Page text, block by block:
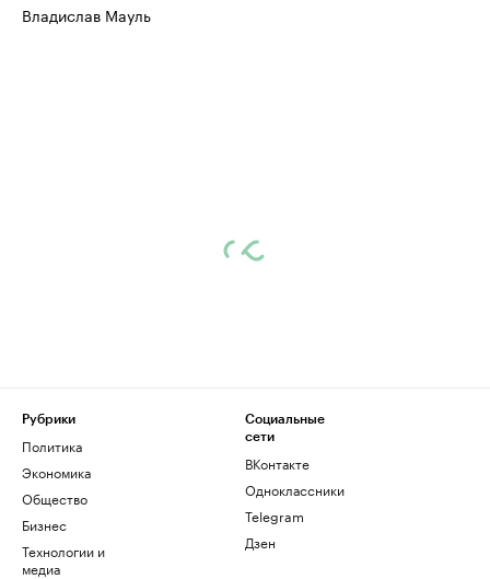
Владислав Мауль
Рубрики
Политика
Экономика
Общество
Бизнес
Технологии и
медиа
Социальные
сети
ВКонтакте
Одноклассники
Telegram
Дзен